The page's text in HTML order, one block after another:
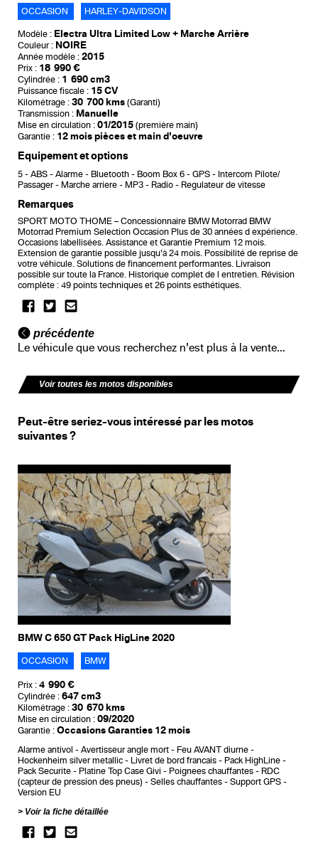
OCCASION HARLEY-DAVIDSON
Modèle : Electra Ultra Limited Low + Marche Arrière
Couleur : NOIRE
Année modèle : 2015
Prix : 18 990 €
Cylindrée : 1 690 cm3
Puissance fiscale : 15 CV
Kilométrage : 30 700 kms (Garanti)
Transmission : Manuelle
Mise en circulation : 01/2015 (première main)
Garantie : 12 mois pièces et main d'oeuvre
Equipement et options
5 ABS Alarme Bluetooth Boom Box 6 GPS
Intercom Pilote/
Passager
Marche arriere MP3 Radio Regulateur de vitesse
Remarques
SPORT MOTO THOME – Concessionnaire BMW Motorrad BMW
Motorrad Premium Selection Occasion Plus de 30 années d expérience.
Occasions labellisées. Assistance et Garantie Premium 12 mois.
Extension de garantie possible jusqu’à 24 mois. Possibilité de reprise de
votre véhicule. Solutions de financement performantes. Livraison
possible sur toute la France. Historique complet de l entretien. Révision
complète : 49 points techniques et 26 points esthétiques.
précédente
Le véhicule que vous recherchez n'est plus à la vente...
Voir toutes les motos disponibles
Peut-être seriez-vous intéressé par les motos
suivantes ?
BMW C 650 GT Pack HigLine 2020
OCCASION BMW
Prix : 4 990 €
Cylindrée : 647 cm3
Kilométrage : 30 670 kms
Mise en circulation : 09/2020
Garantie : Occasions Garanties 12 mois
Alarme antivol Avertisseur angle mort
Feu AVANT diurne
Hockenheim silver metallic
Livret de bord francais
Pack HighLine
Pack Securite
Platine Top Case Givi Poignees chauffantes
RDC
(capteur de pression des pneus)
Selles chauffantes
Support GPS
Version EU
Voir la fiche détaillée